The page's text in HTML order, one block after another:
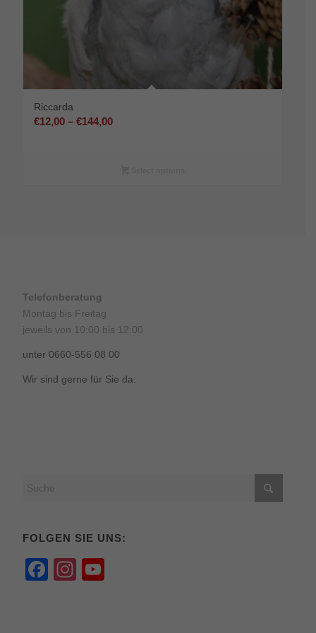
Riccarda
€12,00 –€144,00Preisspanne:
Telefonberatung
Montag bis Freitag
jeweils von 10:00 bis 12:00
unter 0660-556 08 00
Wir sind gerne für Sie da.
FOLGEN SIE UNS:
Facebook
Instagram